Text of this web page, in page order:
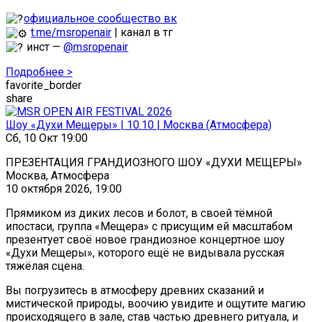
официальное сообщество вк
t.me/msropenair | канал в тг
инст —@msropenair
Подробнее >
favorite_border
share
Шоу «Духи Мещеры» | 10.10 | Москва (Атмосфера)
Сб, 10 Окт 19:00
ПРЕЗЕНТАЦИЯ ГРАНДИОЗНОГО ШОУ «ДУХИ МЕЩЕРЫ»
Москва, Атмосфера
10 октября 2026, 19:00
Прямиком из диких лесов и болот, в своей тёмной
ипостаси, группа «Мещера» с присущим ей масштабом
презентует своё новое грандиозное концертное шоу
«Духи Мещеры», которого ещё не видывала русская
тяжёлая сцена.
Вы погрузитесь в атмосферу древних сказаний и
мистической природы, воочию увидите и ощутите магию
происходящего в зале, став частью древнего ритуала, и